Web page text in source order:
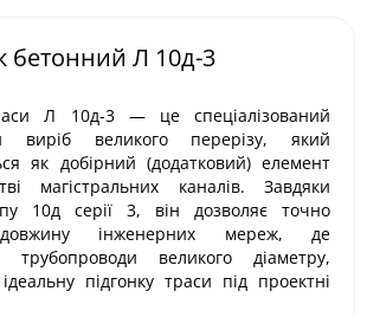
бетонний Л 10д-3
Л 10д-3 — це спеціалізований
виріб великого перерізу, який
як добірний (додатковий) елемент
магістральних каналів. Завдяки
10д серії 3, він дозволяє точно
інженерних мереж, де
трубопроводи великого діаметру,
підгонку траси під проектні